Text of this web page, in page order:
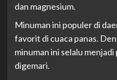
dan magnesium.
Minuman ini populer di
favorit di cuaca panas.
minuman ini selalu
digemari.